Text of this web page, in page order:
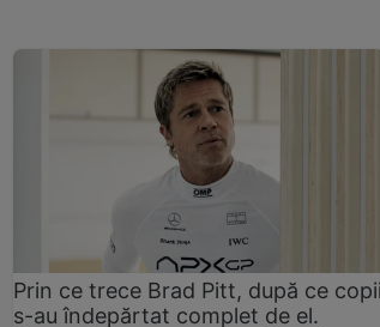
Prin ce trece Brad Pitt, după ce copii
s-au îndepărtat complet de el.